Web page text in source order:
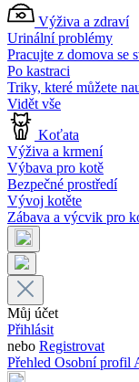
Výživa a zdraví
Urinální problémy
Pracujte z domova se
Po kastraci
Triky, které můžete
Vidět vše
Koťata
Výživa a krmení
Výbava pro kotě
Bezpečné prostředí
Vývoj kotěte
Zábava a výcvik pro
Můj účet
Přihlásit
nebo Registrovat
Přehled Osobní profil